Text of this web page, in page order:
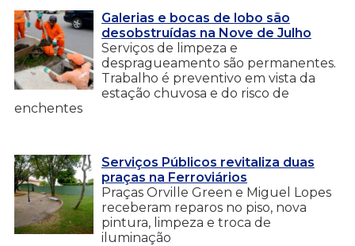
Galerias e bocas de lobo são
desobstruídas na Nove de Julho
Serviços de limpeza e
despragueamento são permanentes.
Trabalho é preventivo em vista da
estação chuvosa e do risco de
enchentes
Serviços Públicos revitaliza duas
praças na Ferroviários
Praças Orville Green e Miguel Lopes
receberam reparos no piso, nova
pintura, limpeza e troca de
iluminação